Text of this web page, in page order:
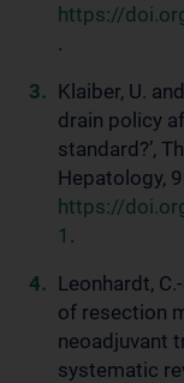
https://
.
Klaiber, U.
drain policy
standard?’,
Hepatology,
https://
1 .
Leonhardt,
of resection
neoadjuvant
systematic